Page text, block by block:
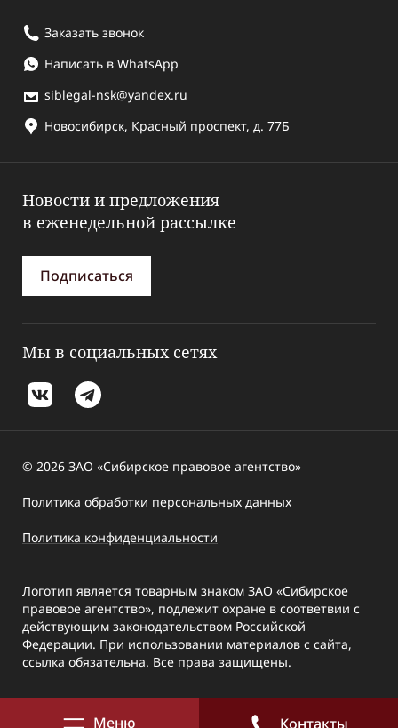
Заказать звонок
Написать в WhatsApp
siblegal-nsk@yandex.ru
Новосибирск, Красный проспект, д. 77Б
Новости и предложения
в еженедельной рассылке
Подписаться
Мы в социальных сетях
© 2026 ЗАО «Сибирское правовое агентство»
Политика обработки персональных данных
Политика конфиденциальности
Логотип является товарным знаком ЗАО «Сибирское
правовое агентство», подлежит охране в соответвии с
действующим законодательством Российской
Федерации. При использовании материалов с сайта,
ссылка обязательна. Все права защищены.
Меню Контакты